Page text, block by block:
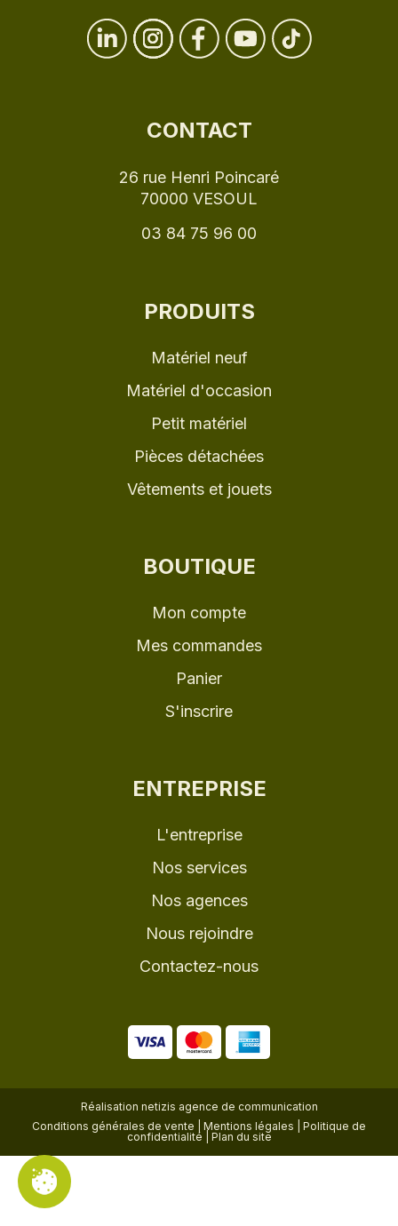
CONTACT
26 rue Henri Poincaré
70000 VESOUL
03 84 75 96 00
PRODUITS
Matériel neuf
Matériel d'occasion
Petit matériel
Pièces détachées
Vêtements et jouets
BOUTIQUE
Mon compte
Mes commandes
Panier
S'inscrire
ENTREPRISE
L'entreprise
Nos services
Nos agences
Nous rejoindre
Contactez-nous
Réalisation netizis agence de communication
Conditions générales de vente
Mentions légales
Politique de
confidentialité
Plan du site